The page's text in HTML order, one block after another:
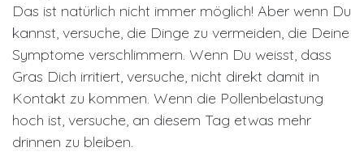
Das ist natürlich nicht immer möglich! Aber wenn Du
kannst, versuche, die Dinge zu vermeiden, die Deine
Symptome verschlimmern. Wenn Du weisst, dass
Gras Dich irritiert, versuche, nicht direkt damit in
Kontakt zu kommen. Wenn die Pollenbelastung
hoch ist, versuche, an diesem Tag etwas mehr
drinnen zu bleiben.